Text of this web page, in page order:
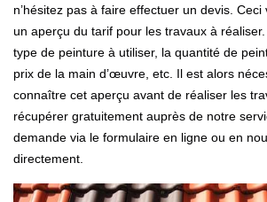
n’hésitez pas à faire effectuer un devis.
un aperçu du tarif pour les travaux à
type de peinture à utiliser, la quantité de
prix de la main d’œuvre, etc. Il est alors
connaître cet aperçu avant de réaliser les
récupérer gratuitement auprès de notre
demande via le formulaire en ligne ou en
directement.